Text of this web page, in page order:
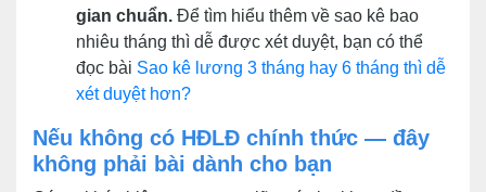
gian chuẩn. Để tìm hiểu thêm về sao kê bao
nhiêu tháng thì dễ được xét duyệt, bạn có thể
đọc bài Sao kê lương 3 tháng hay 6 tháng thì dễ
xét duyệt hơn?
Nếu không có HĐLĐ chính thức — đây
không phải bài dành cho bạn